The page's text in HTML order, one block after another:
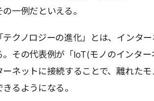
の一例だといえる。
「テクノロジーの進化」とは、インタ
。その代表例が「IoT(モノのインタ
ーネットに接続することで、離れた
きるようになる。